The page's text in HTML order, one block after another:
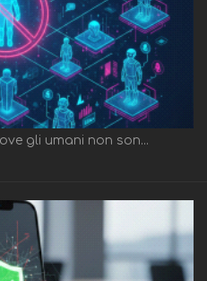
gli umani non son...